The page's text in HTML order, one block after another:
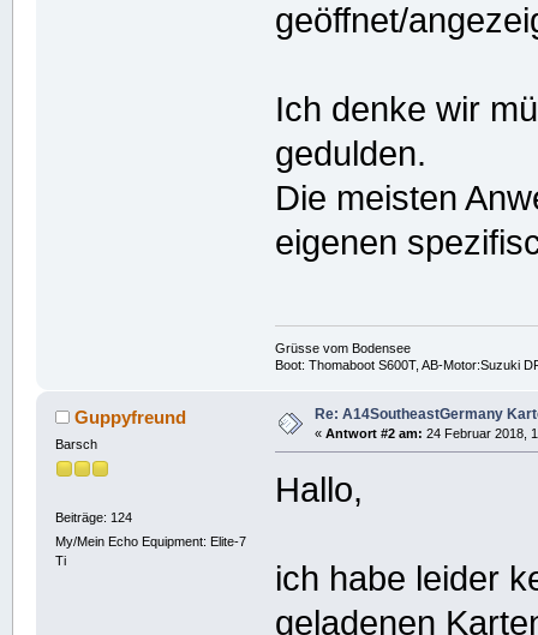
geöffnet/
Ich denke wir
gedulden.
Die meisten
eigenen
Grüsse vom Bodensee
Boot: Thomaboot S600T, AB-Motor:Suzuki
Guppyfreund
Barsch
Beiträge: 124
My/Mein Echo Equipment: Elite-7
Ti
Re: A14SoutheastGermany
« Antwort #2 am: 24 Februar 2018,
Hallo,
ich habe leider
geladenen